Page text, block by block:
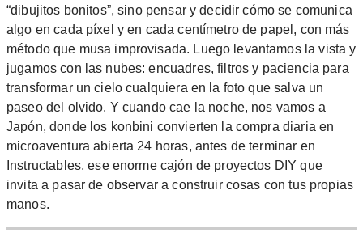
“dibujitos bonitos”, sino pensar y decidir cómo se comunica
algo en cada píxel y en cada centímetro de papel, con más
método que musa improvisada. Luego levantamos la vista y
jugamos con las nubes: encuadres, filtros y paciencia para
transformar un cielo cualquiera en la foto que salva un
paseo del olvido. Y cuando cae la noche, nos vamos a
Japón, donde los konbini convierten la compra diaria en
microaventura abierta 24 horas, antes de terminar en
Instructables, ese enorme cajón de proyectos DIY que
invita a pasar de observar a construir cosas con tus propias
manos.